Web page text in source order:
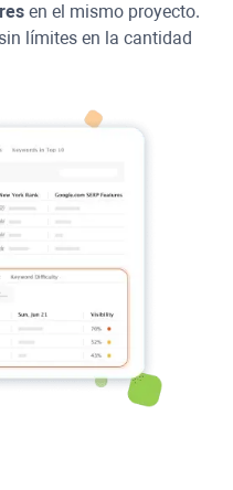
en el mismo proyecto.
límites en la cantidad